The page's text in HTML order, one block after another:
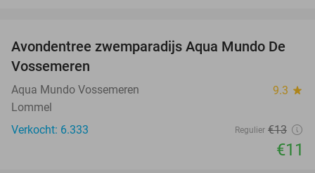
15%
Avondentree zwemparadijs Aqua Mundo De
Vossemeren
Aqua Mundo Vossemeren 9.3 star
Lommel
Verkocht: 6.333
Regulier €13
€11